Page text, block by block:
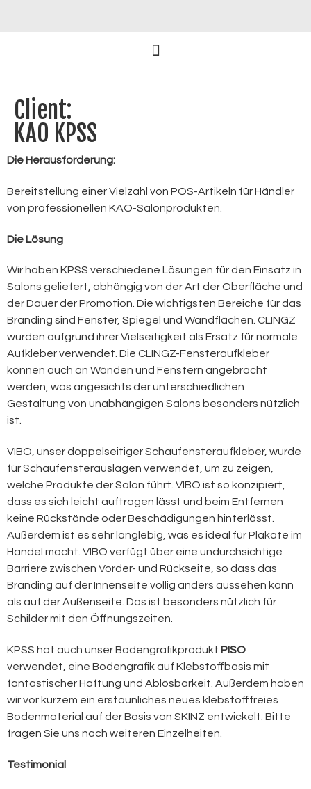
Client:
KAO KPSS
Die Herausforderung:
Bereitstellung einer Vielzahl von POS-Artikeln für Händler
von professionellen KAO-Salonprodukten.
Die Lösung
Wir haben KPSS verschiedene Lösungen für den Einsatz in
Salons geliefert, abhängig von der Art der Oberfläche und
der Dauer der Promotion. Die wichtigsten Bereiche für das
Branding sind Fenster, Spiegel und Wandflächen. CLINGZ
wurden aufgrund ihrer Vielseitigkeit als Ersatz für normale
Aufkleber verwendet. Die CLINGZ-Fensteraufkleber
können auch an Wänden und Fenstern angebracht
werden, was angesichts der unterschiedlichen
Gestaltung von unabhängigen Salons besonders nützlich
ist.
VIBO, unser doppelseitiger Schaufensteraufkleber, wurde
für Schaufensterauslagen verwendet, um zu zeigen,
welche Produkte der Salon führt. VIBO ist so konzipiert,
dass es sich leicht auftragen lässt und beim Entfernen
keine Rückstände oder Beschädigungen hinterlässt.
Außerdem ist es sehr langlebig, was es ideal für Plakate im
Handel macht. VIBO verfügt über eine undurchsichtige
Barriere zwischen Vorder- und Rückseite, so dass das
Branding auf der Innenseite völlig anders aussehen kann
als auf der Außenseite. Das ist besonders nützlich für
Schilder mit den Öffnungszeiten.
KPSS hat auch unser Bodengrafikprodukt PISO
verwendet, eine Bodengrafik auf Klebstoffbasis mit
fantastischer Haftung und Ablösbarkeit. Außerdem haben
wir vor kurzem ein erstaunliches neues klebstofffreies
Bodenmaterial auf der Basis von SKINZ entwickelt. Bitte
fragen Sie uns nach weiteren Einzelheiten.
Testimonial